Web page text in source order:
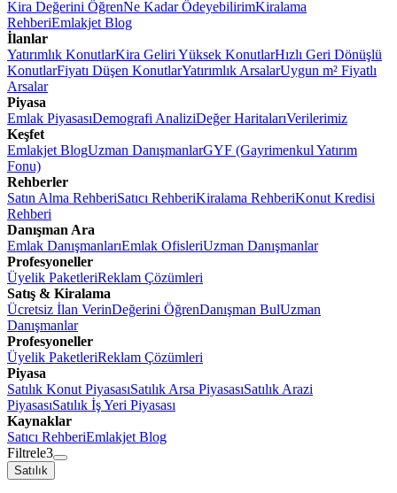
Kira Değerini ÖğrenNe Kadar ÖdeyebilirimKiralama
RehberiEmlakjet Blog
İlanlar
Yatırımlık KonutlarKira Geliri Yüksek KonutlarHızlı Geri Dönüşlü
KonutlarFiyatı Düşen KonutlarYatırımlık ArsalarUygun m² Fiyatlı
Arsalar
Piyasa
Emlak PiyasasıDemografi AnaliziDeğer HaritalarıVerilerimiz
Keşfet
Emlakjet BlogUzman DanışmanlarGYF (Gayrimenkul Yatırım
Fonu)
Rehberler
Satın Alma RehberiSatıcı RehberiKiralama RehberiKonut Kredisi
Rehberi
Danışman Ara
Emlak DanışmanlarıEmlak OfisleriUzman Danışmanlar
Profesyoneller
Üyelik PaketleriReklam Çözümleri
Satış & Kiralama
Ücretsiz İlan VerinDeğerini ÖğrenDanışman BulUzman
Danışmanlar
Profesyoneller
Üyelik PaketleriReklam Çözümleri
Piyasa
Satılık Konut PiyasasıSatılık Arsa PiyasasıSatılık Arazi
PiyasasıSatılık İş Yeri Piyasası
Kaynaklar
Satıcı RehberiEmlakjet Blog
Filtrele3
Satılık